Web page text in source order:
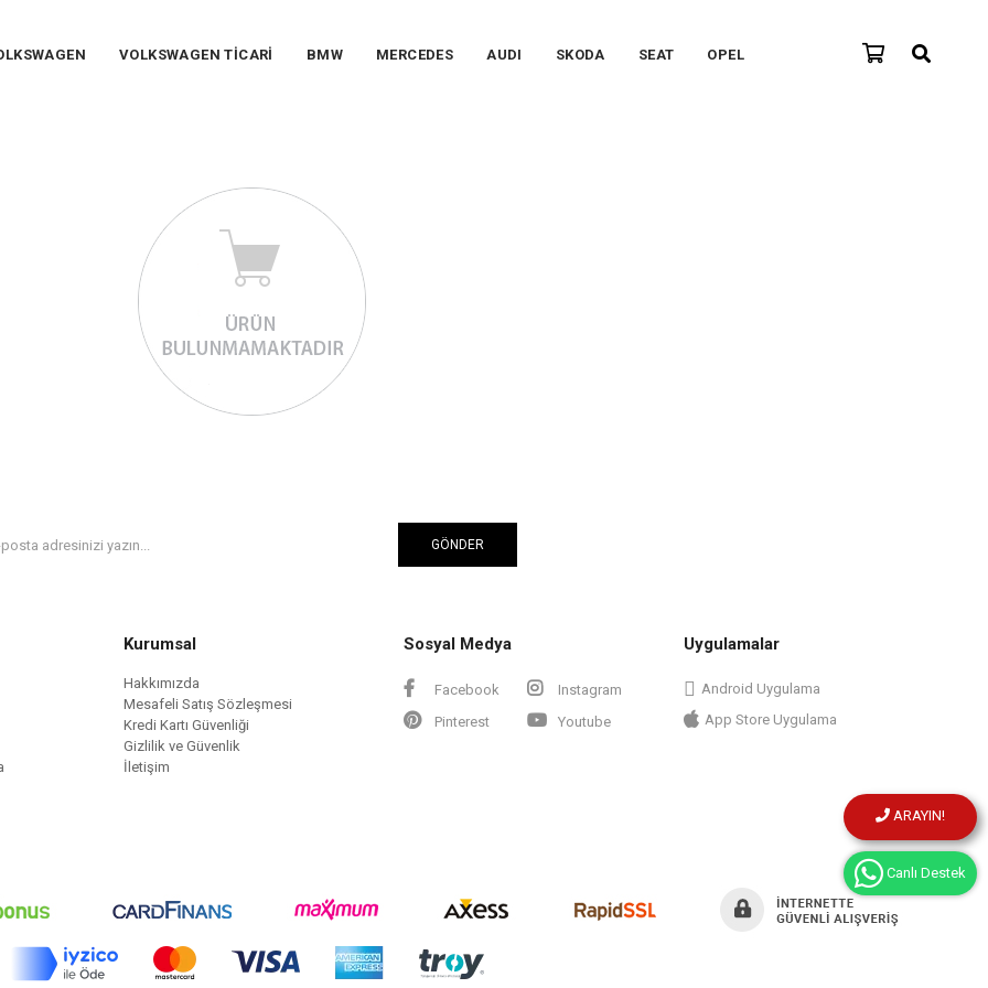
VOLKSWAGEN TİCARİ BMW MERCEDES AUDI SKODA SEAT OPEL
GÖNDER
Kurumsal
Hakkımızda
Mesafeli Satış Sözleşmesi
Kredi Kartı Güvenliği
Gizlilik ve Güvenlik
İletişim
Sosyal Medya
Facebook
Instagram
Pinterest
Youtube
Uygulamalar
Android Uygulama
App Store Uygulama
ARAYIN!
Canlı Destek